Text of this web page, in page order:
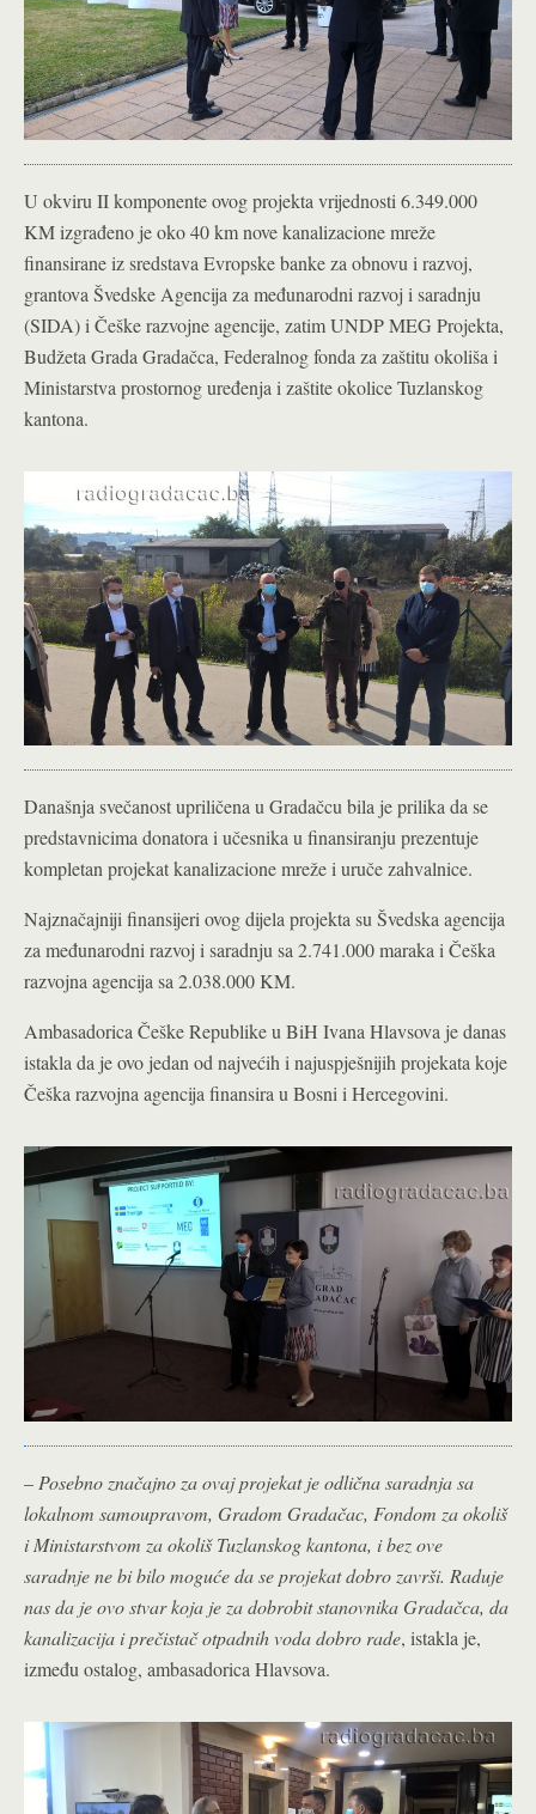
U okviru II komponente ovog projekta vrijednosti 6.349.000
KM izgrađeno je oko 40 km nove kanalizacione mreže
finansirane iz sredstava Evropske banke za obnovu i razvoj,
grantova Švedske Agencija za međunarodni razvoj i saradnju
(SIDA) i Češke razvojne agencije, zatim UNDP MEG Projekta,
Budžeta Grada Gradačca, Federalnog fonda za zaštitu okoliša i
Ministarstva prostornog uređenja i zaštite okolice Tuzlanskog
kantona.
Današnja svečanost upriličena u Gradačcu bila je prilika da se
predstavnicima donatora i učesnika u finansiranju prezentuje
kompletan projekat kanalizacione mreže i uruče zahvalnice.
Najznačajniji finansijeri ovog dijela projekta su Švedska agencija
za međunarodni razvoj i saradnju sa 2.741.000 maraka i Češka
razvojna agencija sa 2.038.000 KM.
Ambasadorica Češke Republike u BiH Ivana Hlavsova je danas
istakla da je ovo jedan od najvećih i najuspješnijih projekata koje
Češka razvojna agencija finansira u Bosni i Hercegovini.
– Posebno značajno za ovaj projekat je odlična saradnja sa
lokalnom samoupravom, Gradom Gradačac, Fondom za okoliš
i Ministarstvom za okoliš Tuzlanskog kantona, i bez ove
saradnje ne bi bilo moguće da se projekat dobro završi. Raduje
nas da je ovo stvar koja je za dobrobit stanovnika Gradačca, da
kanalizacija i prečistač otpadnih voda dobro rade, istakla je,
između ostalog, ambasadorica Hlavsova.